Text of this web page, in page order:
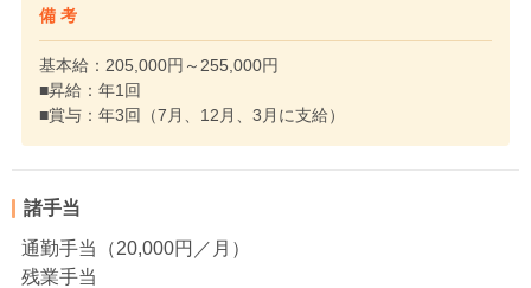
備 考
基本給：205,000円～255,000円
■昇給：年1回
■賞与：年3回（7月、12月、3月に支給）
諸手当
通勤手当（20,000円／月）
残業手当